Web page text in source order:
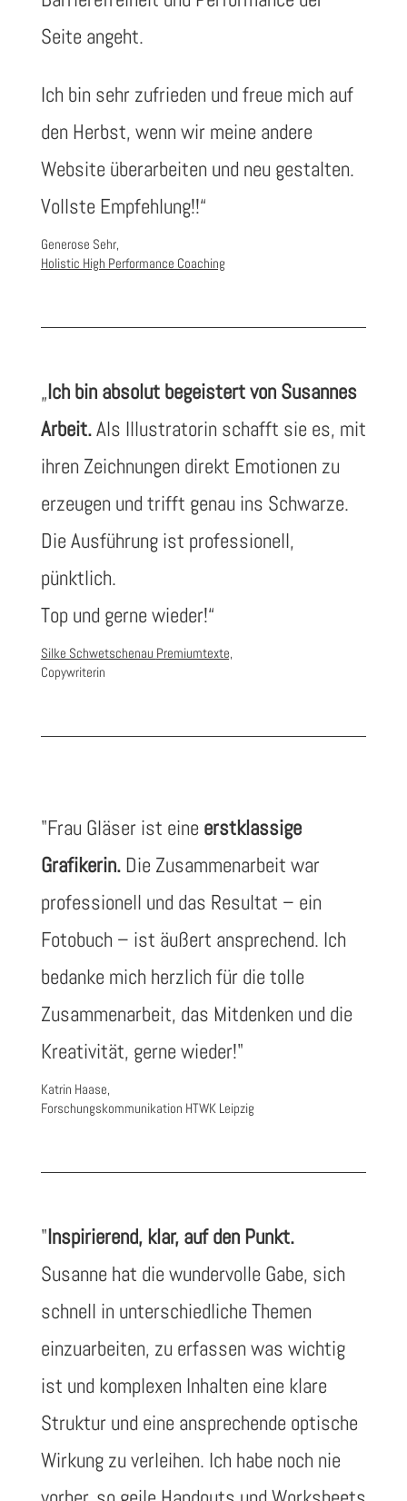
Seite angeht.
Ich bin sehr zufrieden und freue mich auf
den Herbst, wenn wir meine andere
Website überarbeiten und neu gestalten.
Vollste Empfehlung!!“
Generose Sehr,
Holistic High Performance Coaching
„Ich bin absolut begeistert von Susannes
Arbeit.Als Illustratorin schafft sie es, mit
ihren Zeichnungen direkt Emotionen zu
erzeugen und trifft genau ins Schwarze.
Die Ausführung ist professionell,
pünktlich.
Top und gerne wieder!“
Silke Schwetschenau Premiumtexte,
Copywriterin
"Frau Gläser ist eine erstklassige
Grafikerin.Die Zusammenarbeit war
professionell und das Resultat – ein
Fotobuch – ist äußert ansprechend. Ich
bedanke mich herzlich für die tolle
Zusammenarbeit, das Mitdenken und die
Kreativität, gerne wieder!"
Katrin Haase,
Forschungskommunikation HTWK Leipzig
"Inspirierend, klar, auf den Punkt.
Susanne hat die wundervolle Gabe, sich
schnell in unterschiedliche Themen
einzuarbeiten, zu erfassen was wichtig
ist und komplexen Inhalten eine klare
Struktur und eine ansprechende optische
Wirkung zu verleihen. Ich habe noch nie